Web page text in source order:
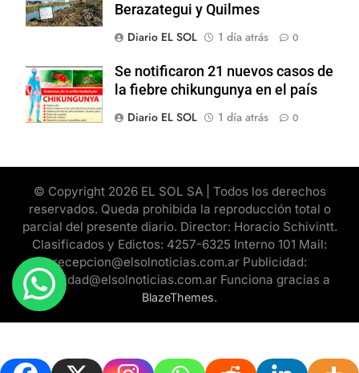
Berazategui y Quilmes
Diario EL SOL
1 día atrás 0
Se notificaron 21 nuevos casos de
la fiebre chikungunya en el país
Diario EL SOL
1 día atrás 0
© Copyright 2026 EL SOL SA | Todos los derechos
reservados. Queda prohibida la reproducción total o
parcial del presente diario. Director: Horacio Schivintt.
Clasificados y Edictos: 4257-6325 Interno 101 Mail:
recepcion@elsolnoticias.com.ar Publicidad:
publicidad@elsolnoticias.com.ar Funciona gracias a
BlazeThemes.